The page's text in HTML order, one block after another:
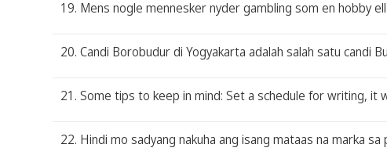
19. Mens nogle mennesker nyder gambling som en hobby
20. Candi Borobudur di Yogyakarta adalah salah satu candi
21. Some tips to keep in mind: Set a schedule for writing, it
22. Hindi mo sadyang nakuha ang isang mataas na marka